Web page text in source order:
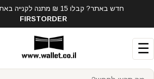
חדש באתר? קבלו 15 ₪ מתנה לקנייה באתר. קוד קופון:
FIRSTORDER
☰